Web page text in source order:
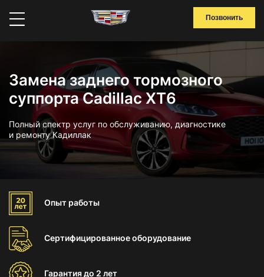
Позвонить
Замена заднего тормозного
суппорта Cadillac XT6
Полный спектр услуг по обслуживанию, диагностике
и ремонту Кадиллак
Опыт работы
Сертифицированноеоборудование
Гарантиядо 2 лет